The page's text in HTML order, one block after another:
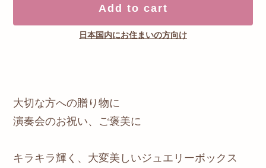
Add to cart
日本国内にお住まいの方向け
大切な方への贈り物に
演奏会のお祝い、ご褒美に
キラキラ輝く、大変美しいジュエリーボックス